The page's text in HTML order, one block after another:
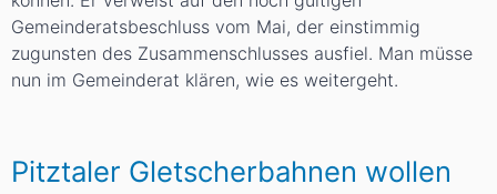
Gemeinderatsbeschluss vom Mai, der einstimmig
zugunsten des Zusammenschlusses ausfiel. Man müsse
nun im Gemeinderat klären, wie es weitergeht.
Pitztaler Gletscherbahnen wollen